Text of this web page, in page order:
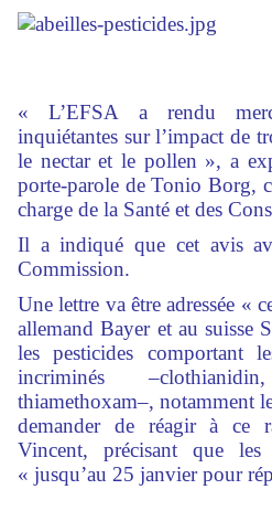
« L’EFSA a rendu
inquiétantes sur l’impact de
le nectar et le pollen », a
porte-parole de Tonio Borg,
charge de la Santé et des
Il a indiqué que cet avis
Commission.
Une lettre va être adressée «
allemand Bayer et au suisse
les pesticides comportant
incriminés
thiamethoxam–, notamment
demander de réagir à ce
Vincent, précisant que
« jusqu’au 25 janvier pour